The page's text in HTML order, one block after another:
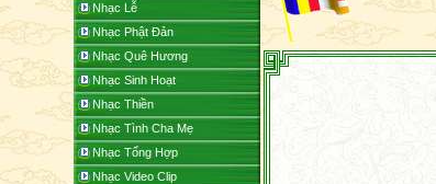
Nhạc Lễ
Nhạc Phật Đản
Nhạc Quê Hương
Nhạc Sinh Hoạt
Nhạc Thiền
Nhạc Tình Cha Mẹ
Nhạc Tổng Hợp
Nhạc Video Clip